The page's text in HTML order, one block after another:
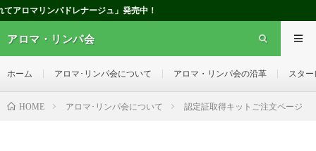
ロマリンパドレナージュ」発売中！
アロマ・リンパ会
ホーム アロマ･リンパ会について アロマ・リンパ会の沿革 スタ
HOME アロマ･リンパ会について 認定証取得キットご注文ページ